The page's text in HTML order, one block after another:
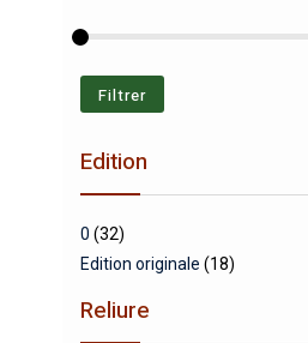
Filtrer
Edition
0 (32)
Edition originale (18)
Reliure